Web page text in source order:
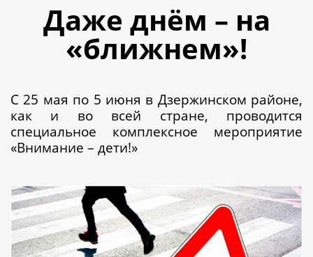
Даже днём – на
«ближнем»!
С 25 мая по 5 июня в Дзержинском районе,
как и во всей стране, проводится
специальное комплексное мероприятие
«Внимание – дети!»